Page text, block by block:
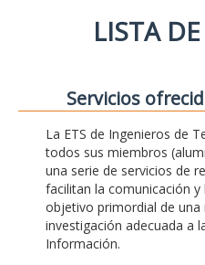
LISTA
Servicios
La ETS de Ingenieros de
todos sus miembros
una serie de servicios de
facilitan la comunicación
objetivo primordial de
investigación adecuada a
Información.